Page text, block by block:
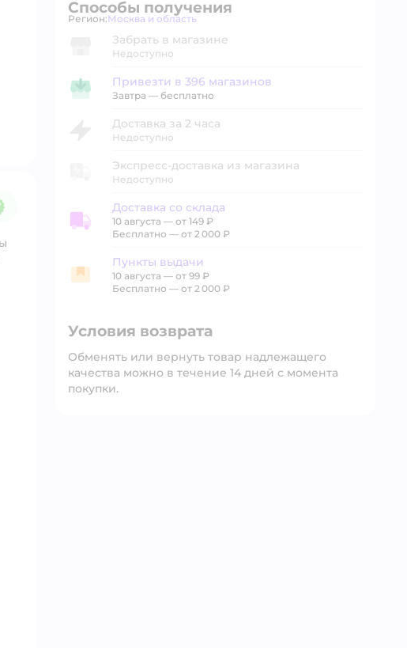
Способы получения
Регион: Выбор адреса доставки.
Москва и область
Забрать в магазине
Недоступно
Привезти в магазин
Привезти в 396 магазинов
Завтра — бесплатно
Доставка за 2 часа
Недоступно
Экспресс-доставка из магазина
Недоступно
Доставка со склада
Доставка со склада
10 августа — от 149 ₽
Бесплатно — от 2 000 ₽
Пункты выдачи
Пункты выдачи
10 августа — от 99 ₽
Бесплатно — от 2 000 ₽
Условия возврата
Обменять или вернуть товар надлежащего
качества можно в течение 14 дней с момента
покупки.